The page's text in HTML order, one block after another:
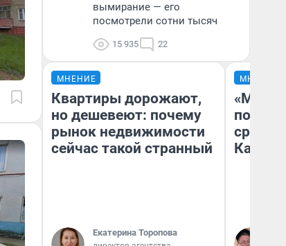
вымирание — его
посмотрели сотни тысяч
15 935 22
МНЕНИЕ
Квартиры дорожают,
но дешевеют: почему
рынок недвижимости
сейчас такой странный
Екатерина Торопова
МНЕНИЕ